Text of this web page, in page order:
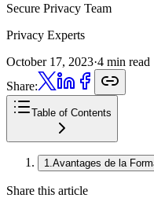
Secure Privacy Team
Privacy Experts
October 17, 2023·4 min read
Share:
Table of Contents
1 Avantages de la
Share this article